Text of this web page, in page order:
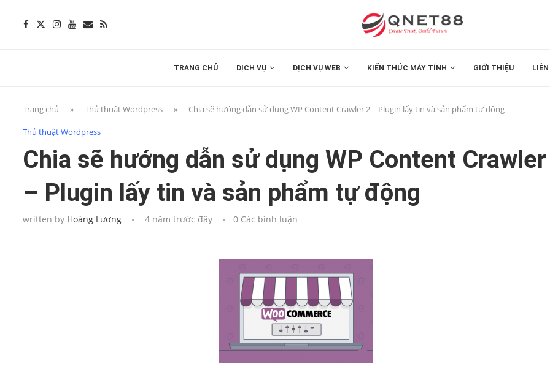
TRANG CHỦ DỊCH VỤ DỊCH VỤ WEB KIẾN THỨC MÁY TÍNH GIỚI THIỆU
Trang chủ » Thủ thuật Wordpress » Chia sẽ hướng dẫn sử dụng WP Content Crawler 2 – Plugin lấy tin và sản phẩm tự động
Thủ thuật Wordpress
Chia sẽ hướng dẫn sử dụng WP Content
– Plugin lấy tin và sản phẩm tự động
written by Hoàng Lương 4 năm trước đây 0 Các bình luận